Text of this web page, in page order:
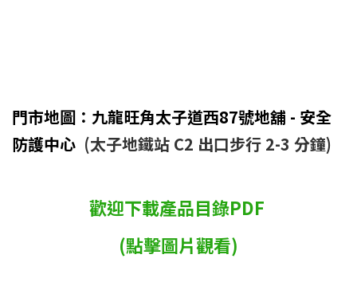
門市地圖：九龍旺角太子道西87號地舖 - 安全
防護中心 (太子地鐵站 C2 出口步行 2-3 分鐘)
歡迎下載產品目錄PDF
(點擊圖片觀看)